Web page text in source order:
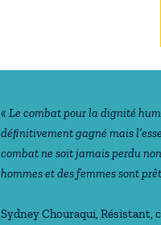
Notre
« Le combat pour la dignité
déﬁnitivement gagné mais
combat ne soit jamais perdu
hommes et des femmes sont
Sydney Chouraqui, Résistant,